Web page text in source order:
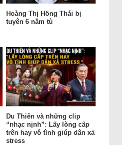
Hoàng Thị Hồng Thái bị
tuyên 6 năm tù
Du Thiên và những clip
“nhạc nịnh”: Lấy lòng cấp
trên hay vô tình giúp dân xả
stress